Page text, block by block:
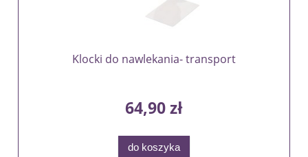
Klocki do nawlekania- transport
64,90 zł
do koszyka